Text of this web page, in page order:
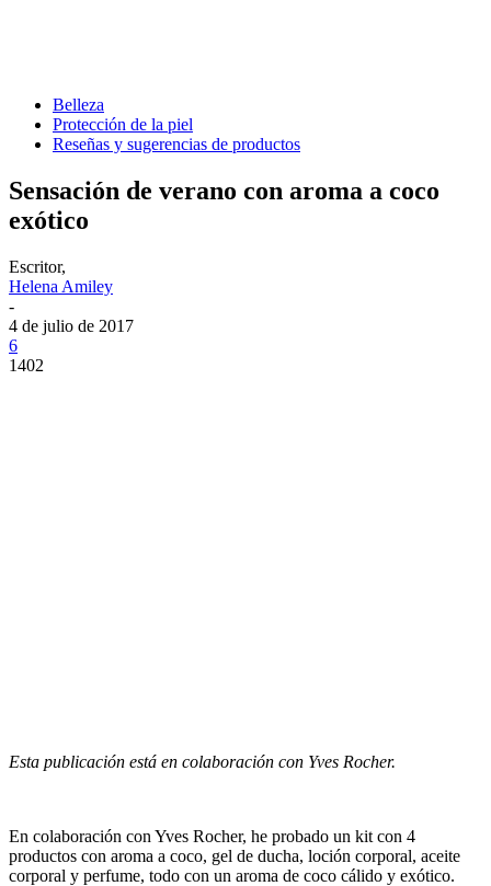
Belleza
Protección de la piel
Reseñas y sugerencias de productos
Sensación de verano con aroma a coco
exótico
Escritor,
Helena Amiley
-
4 de julio de 2017
6
1402
Esta publicación está en colaboración con Yves Rocher.
En colaboración con Yves Rocher, he probado un kit con 4
productos con aroma a coco, gel de ducha, loción corporal, aceite
corporal y perfume, todo con un aroma de coco cálido y exótico.